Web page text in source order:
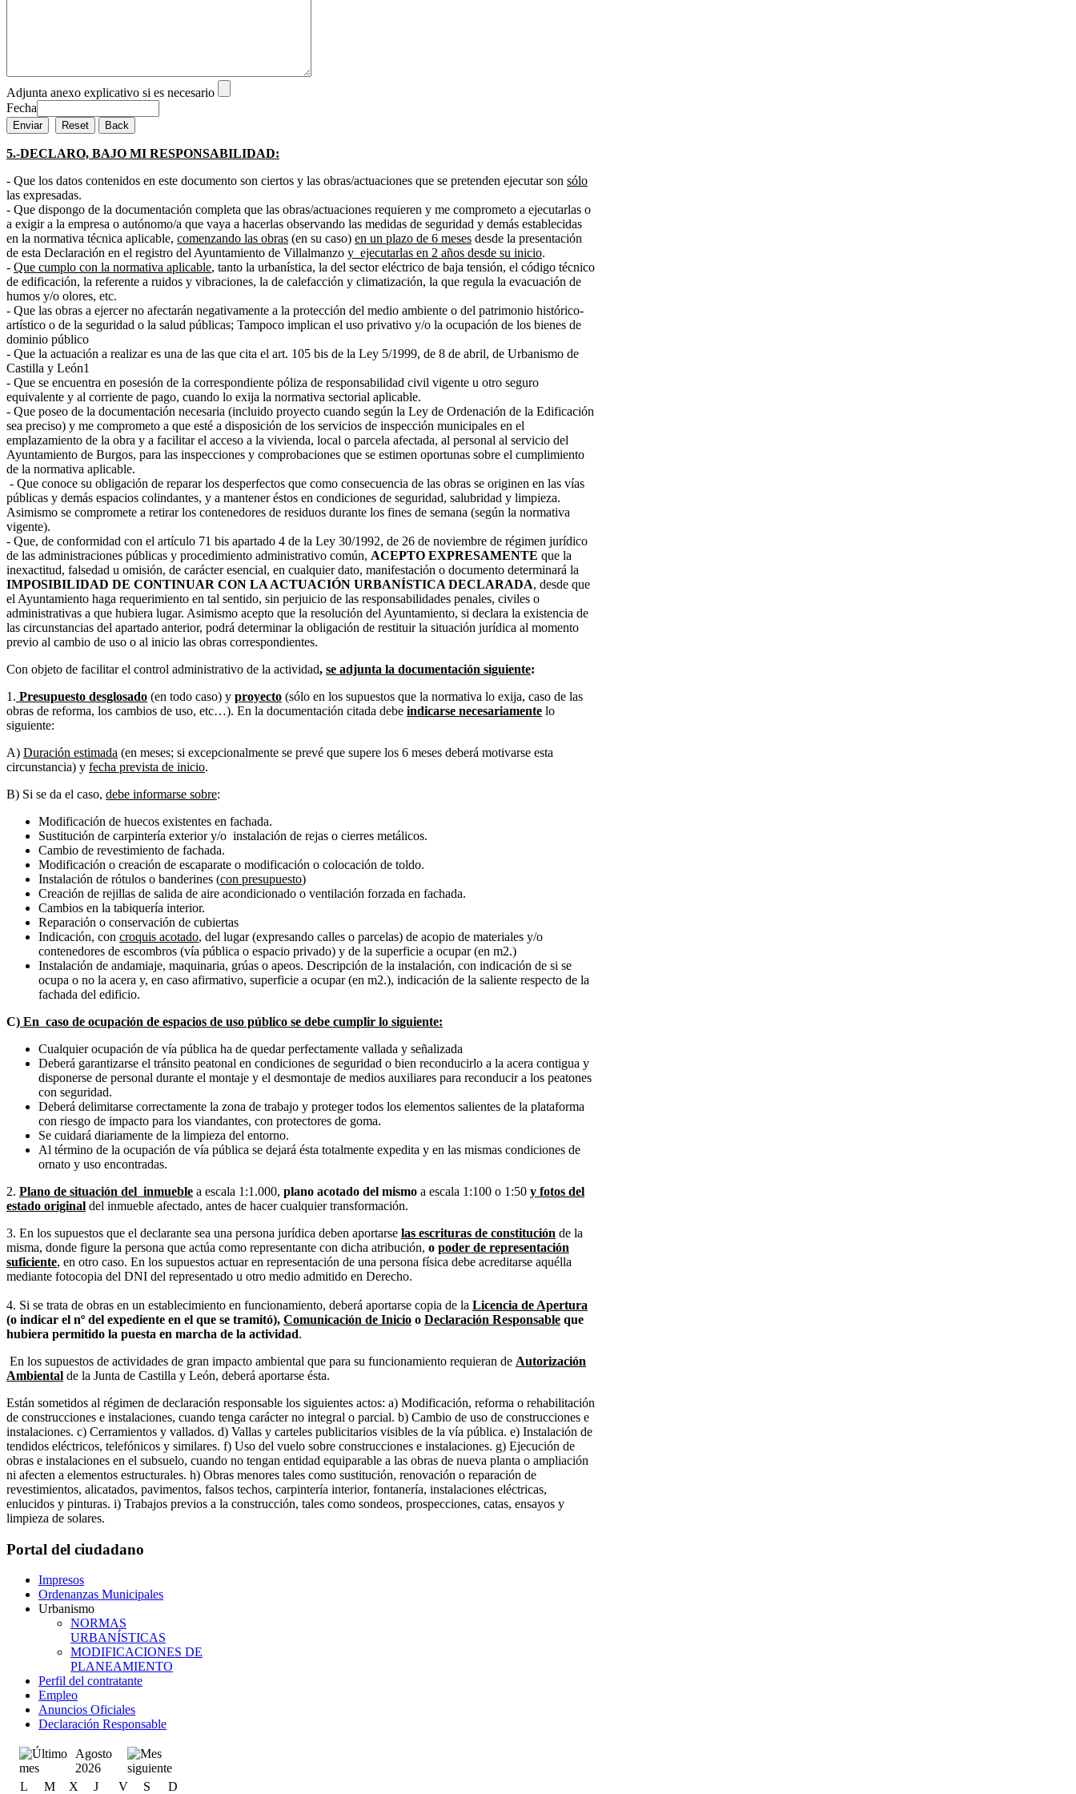
Adjunta anexo explicativo si es necesario
Fecha
5.-DECLARO, BAJO MI RESPONSABILIDAD:
- Que los datos contenidos en este documento son ciertos y las obras/actuaciones que se pretenden ejecutar son sólo
las expresadas.
- Que dispongo de la documentación completa que las obras/actuaciones requieren y me comprometo a ejecutarlas o
a exigir a la empresa o autónomo/a que vaya a hacerlas observando las medidas de seguridad y demás establecidas
en la normativa técnica aplicable, comenzando las obras (en su caso) en un plazo de 6 meses desde la presentación
de esta Declaración en el registro del Ayuntamiento de Villalmanzo y ejecutarlas en 2 años desde su inicio.
- Que cumplo con la normativa aplicable, tanto la urbanística, la del sector eléctrico de baja tensión, el código técnico
de edificación, la referente a ruidos y vibraciones, la de calefacción y climatización, la que regula la evacuación de
humos y/o olores, etc.
- Que las obras a ejercer no afectarán negativamente a la protección del medio ambiente o del patrimonio histórico-
artístico o de la seguridad o la salud públicas; Tampoco implican el uso privativo y/o la ocupación de los bienes de
dominio público
- Que la actuación a realizar es una de las que cita el art. 105 bis de la Ley 5/1999, de 8 de abril, de Urbanismo de
Castilla y León1
- Que se encuentra en posesión de la correspondiente póliza de responsabilidad civil vigente u otro seguro
equivalente y al corriente de pago, cuando lo exija la normativa sectorial aplicable.
- Que poseo de la documentación necesaria (incluido proyecto cuando según la Ley de Ordenación de la Edificación
sea preciso) y me comprometo a que esté a disposición de los servicios de inspección municipales en el
emplazamiento de la obra y a facilitar el acceso a la vivienda, local o parcela afectada, al personal al servicio del
Ayuntamiento de Burgos, para las inspecciones y comprobaciones que se estimen oportunas sobre el cumplimiento
de la normativa aplicable.
- Que conoce su obligación de reparar los desperfectos que como consecuencia de las obras se originen en las vías
públicas y demás espacios colindantes, y a mantener éstos en condiciones de seguridad, salubridad y limpieza.
Asimismo se compromete a retirar los contenedores de residuos durante los fines de semana (según la normativa
vigente).
- Que, de conformidad con el artículo 71 bis apartado 4 de la Ley 30/1992, de 26 de noviembre de régimen jurídico
de las administraciones públicas y procedimiento administrativo común, ACEPTO EXPRESAMENTE que la
inexactitud, falsedad u omisión, de carácter esencial, en cualquier dato, manifestación o documento determinará la
IMPOSIBILIDAD DE CONTINUAR CON LA ACTUACIÓN URBANÍSTICA DECLARADA, desde que
el Ayuntamiento haga requerimiento en tal sentido, sin perjuicio de las responsabilidades penales, civiles o
administrativas a que hubiera lugar. Asimismo acepto que la resolución del Ayuntamiento, si declara la existencia de
las circunstancias del apartado anterior, podrá determinar la obligación de restituir la situación jurídica al momento
previo al cambio de uso o al inicio las obras correspondientes.
Con objeto de facilitar el control administrativo de la actividad, se adjunta la documentación siguiente:
1. Presupuesto desglosado (en todo caso) y proyecto (sólo en los supuestos que la normativa lo exija, caso de las
obras de reforma, los cambios de uso, etc…). En la documentación citada debe indicarse necesariamente lo
siguiente:
A) Duración estimada (en meses; si excepcionalmente se prevé que supere los 6 meses deberá motivarse esta
circunstancia) y fecha prevista de inicio.
B) Si se da el caso, debe informarse sobre:
Modificación de huecos existentes en fachada.
Sustitución de carpintería exterior y/o instalación de rejas o cierres metálicos.
Cambio de revestimiento de fachada.
Modificación o creación de escaparate o modificación o colocación de toldo.
Instalación de rótulos o banderines (con presupuesto)
Creación de rejillas de salida de aire acondicionado o ventilación forzada en fachada.
Cambios en la tabiquería interior.
Reparación o conservación de cubiertas
Indicación, con croquis acotado, del lugar (expresando calles o parcelas) de acopio de materiales y/o
contenedores de escombros (vía pública o espacio privado) y de la superficie a ocupar (en m2.)
Instalación de andamiaje, maquinaria, grúas o apeos. Descripción de la instalación, con indicación de si se
ocupa o no la acera y, en caso afirmativo, superficie a ocupar (en m2.), indicación de la saliente respecto de la
fachada del edificio.
C) En caso de ocupación de espacios de uso público se debe cumplir lo siguiente:
Cualquier ocupación de vía pública ha de quedar perfectamente vallada y señalizada
Deberá garantizarse el tránsito peatonal en condiciones de seguridad o bien reconducirlo a la acera contigua y
disponerse de personal durante el montaje y el desmontaje de medios auxiliares para reconducir a los peatones
con seguridad.
Deberá delimitarse correctamente la zona de trabajo y proteger todos los elementos salientes de la plataforma
con riesgo de impacto para los viandantes, con protectores de goma.
Se cuidará diariamente de la limpieza del entorno.
Al término de la ocupación de vía pública se dejará ésta totalmente expedita y en las mismas condiciones de
ornato y uso encontradas.
2. Plano de situación del inmueble a escala 1:1.000, plano acotado del mismo a escala 1:100 o 1:50 y fotos del
estado original del inmueble afectado, antes de hacer cualquier transformación.
3. En los supuestos que el declarante sea una persona jurídica deben aportarse las escrituras de constitución de la
misma, donde figure la persona que actúa como representante con dicha atribución, o poder de representación
suficiente, en otro caso. En los supuestos actuar en representación de una persona física debe acreditarse aquélla
mediante fotocopia del DNI del representado u otro medio admitido en Derecho.
4. Si se trata de obras en un establecimiento en funcionamiento, deberá aportarse copia de la Licencia de Apertura
(o indicar el nº del expediente en el que se tramitó), Comunicación de Inicio o Declaración Responsable que
hubiera permitido la puesta en marcha de la actividad.
En los supuestos de actividades de gran impacto ambiental que para su funcionamiento requieran de Autorización
Ambiental de la Junta de Castilla y León, deberá aportarse ésta.
Están sometidos al régimen de declaración responsable los siguientes actos: a) Modificación, reforma o rehabilitación
de construcciones e instalaciones, cuando tenga carácter no integral o parcial. b) Cambio de uso de construcciones e
instalaciones. c) Cerramientos y vallados. d) Vallas y carteles publicitarios visibles de la vía pública. e) Instalación de
tendidos eléctricos, telefónicos y similares. f) Uso del vuelo sobre construcciones e instalaciones. g) Ejecución de
obras e instalaciones en el subsuelo, cuando no tengan entidad equiparable a las obras de nueva planta o ampliación
ni afecten a elementos estructurales. h) Obras menores tales como sustitución, renovación o reparación de
revestimientos, alicatados, pavimentos, falsos techos, carpintería interior, fontanería, instalaciones eléctricas,
enlucidos y pinturas. i) Trabajos previos a la construcción, tales como sondeos, prospecciones, catas, ensayos y
limpieza de solares.
Portal del ciudadano
Impresos
Ordenanzas Municipales
Urbanismo
NORMAS
URBANÍSTICAS
MODIFICACIONES DE
PLANEAMIENTO
Perfil del contratante
Empleo
Anuncios Oficiales
Declaración Responsable
Agosto
2026
L
M X J V S D